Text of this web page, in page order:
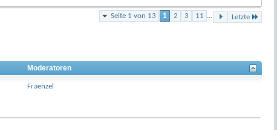
Seite 1 von 13 1 2 3 11 ... Letzte
Moderatoren
Fraenzel